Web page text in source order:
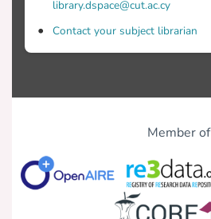
library.dspace@cut.ac.cy
Contact your subject librarian
Member of